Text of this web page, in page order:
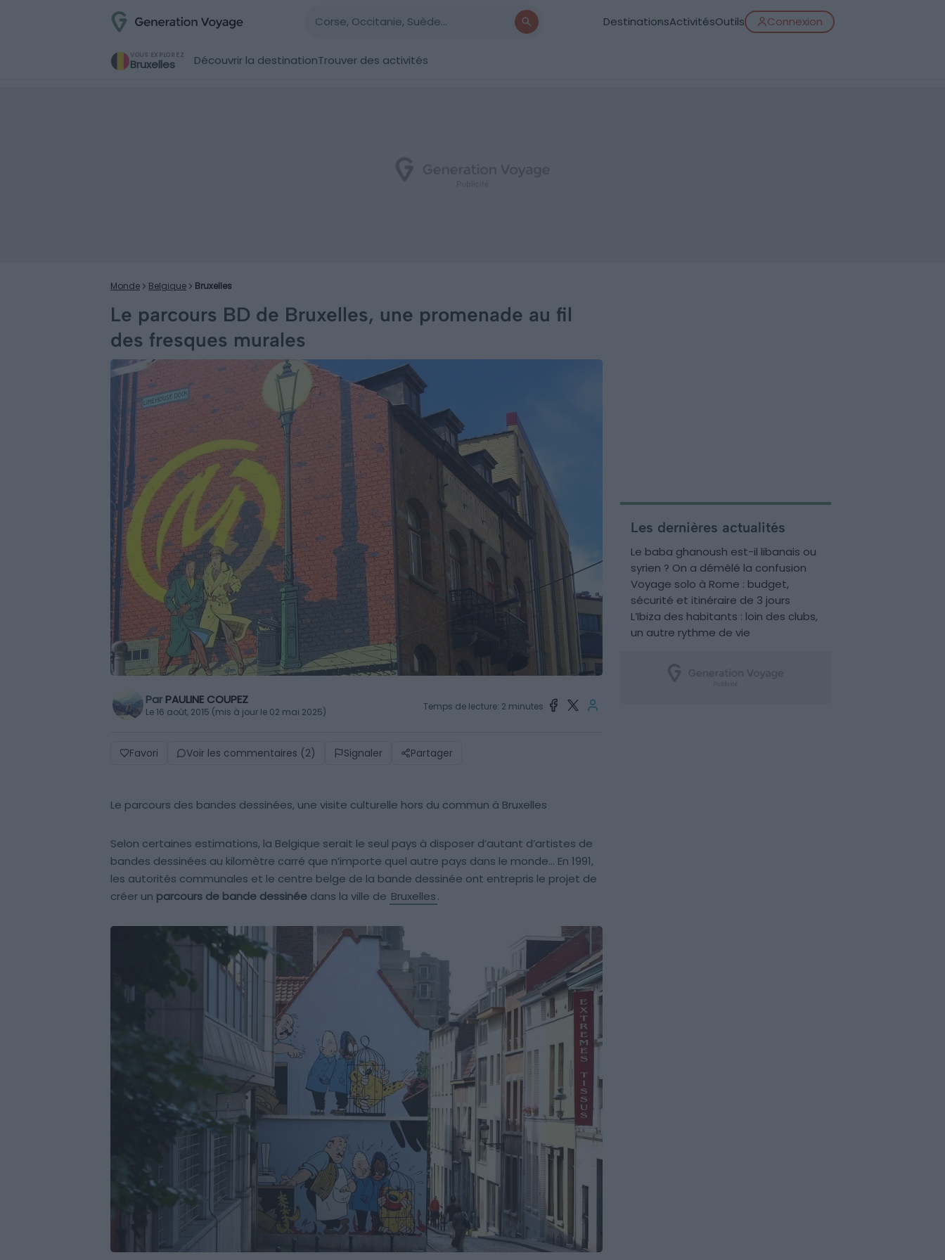
DestinationsActivitésOutils Connexion
VOUS EXPLOREZ
Bruxelles Découvrir la destinationTrouver des activités
Monde Belgique Bruxelles
Le parcours BD de Bruxelles, une promenade au fil
des fresques murales
Par PAULINE COUPEZ
Le 16 août, 2015 (mis à jour le 02 mai 2025) Temps de lecture: 2 minutes
Favori Voir les commentaires (2) Signaler Partager
Le parcours des bandes dessinées, une visite culturelle hors du commun à Bruxelles
Selon certaines estimations, la Belgique serait le seul pays à disposer d’autant d’artistes de
bandes dessinées au kilomètre carré que n’importe quel autre pays dans le monde… En 1991,
les autorités communales et le centre belge de la bande dessinée ont entrepris le projet de
créer un parcours de bande dessinée dans la ville de Bruxelles.
Les dernières actualités
Le baba ghanoush est-il libanais ou
syrien ? On a démêlé la confusion
Voyage solo à Rome : budget,
sécurité et itinéraire de 3 jours
L’Ibiza des habitants : loin des clubs,
un autre rythme de vie